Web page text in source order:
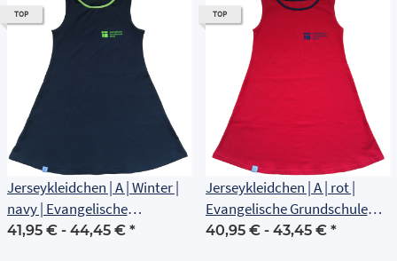
TOP
Jerseykleidchen | A | Winter |
navy | Evangelische
Grundschule Erfurt
41,95 € - 44,45 € *
TOP
Jerseykleidchen | A | rot |
Evangelische Grundschule
Erfurt
40,95 € - 43,45 € *